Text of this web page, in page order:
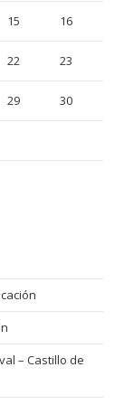
15 16
22 23
29 30
– Castillo de